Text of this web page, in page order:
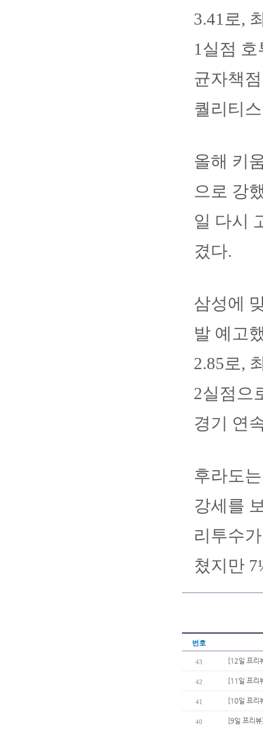
3.41로,
1실점
균자책
퀄리티
올해 키
으로 강
일 다시
겼다.
삼성에
발 예고
2.85로,
2실점으
경기 연
후라도
강세를
리투수
쳤지만
번호
43 [12일 프리
42 [11일 프리
41 [10일 프리
40 [9일 프리